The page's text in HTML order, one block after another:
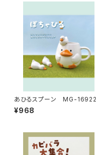
あひるスプーン MG-16922
¥968